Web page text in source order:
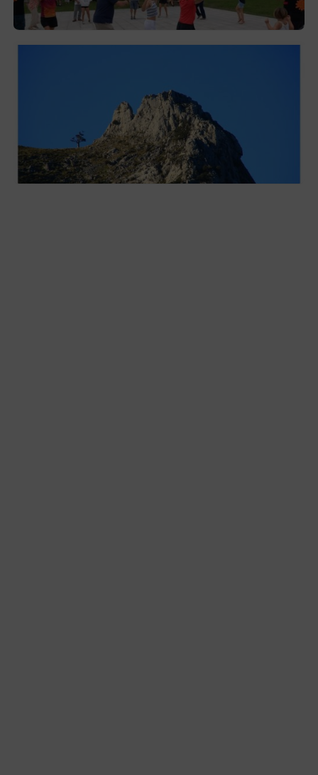
2026-08-03
Las «Peñas del Duranguesado»,
protagonistas de la nueva exposición en
Ezkurdi
2026-08-02